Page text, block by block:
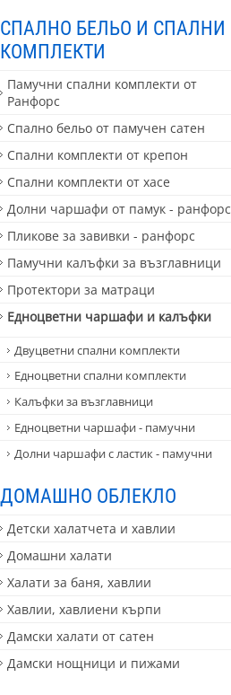
СПАЛНО БЕЛЬО И СПАЛНИ
КОМПЛЕКТИ
Памучни спални комплекти от
Ранфорс
Спално бельо от памучен сатен
Спални комплекти от крепон
Спални комплекти от хасе
Долни чаршафи от памук - ранфорс
Пликове за завивки - ранфорс
Памучни калъфки за възглавници
Протектори за матраци
Едноцветни чаршафи и калъфки
Двуцветни спални комплекти
Едноцветни спални комплекти
Калъфки за възглавници
Едноцветни чаршафи - памучни
Долни чаршафи с ластик - памучни
ДОМАШНО ОБЛЕКЛО
Детски халатчета и хавлии
Домашни халати
Халати за баня, хавлии
Хавлии, хавлиени кърпи
Дамски халати от сатен
Дамски нощници и пижами